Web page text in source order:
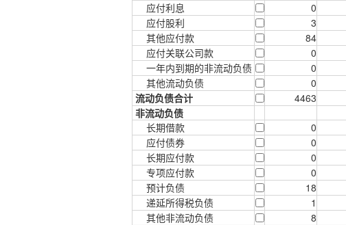
应付利息
0
应付股利
3
其他应付款
84
应付关联公司款
0
一年内到期的非流动负债
0
其他流动负债
0
流动负债合计
4463
非流动负债
长期借款
0
应付债券
0
长期应付款
0
专项应付款
0
预计负债
18
递延所得税负债
1
其他非流动负债
8